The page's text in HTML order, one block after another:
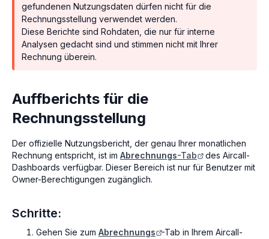
gefundenen Nutzungsdaten dürfen nicht für die
Rechnungsstellung verwendet werden.
Diese Berichte sind Rohdaten, die nur für interne
Analysen gedacht sind und stimmen nicht mit Ihrer
Rechnung überein.
Auffberichts für die
Rechnungsstellung
Der offizielle Nutzungsbericht, der genau Ihrer monatlichen
Rechnung entspricht, ist im Abrechnungs-Tab
des Aircall-
Dashboards verfügbar. Dieser Bereich ist nur für Benutzer mit
Owner-Berechtigungen zugänglich.
Schritte:
Gehen Sie zum Abrechnungs
-Tab in Ihrem Aircall-